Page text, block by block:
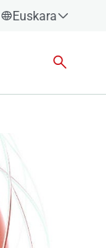
Euskara
English